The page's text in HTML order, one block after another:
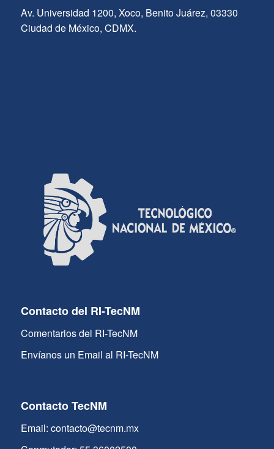
Av. Universidad 1200, Xoco, Benito Juárez, 03330
Ciudad de México, CDMX.
Contacto del RI-TecNM
Comentarios del RI-TecNM
Envíanos un Email al RI-TecNM
Contacto TecNM
Email: contacto@tecnm.mx